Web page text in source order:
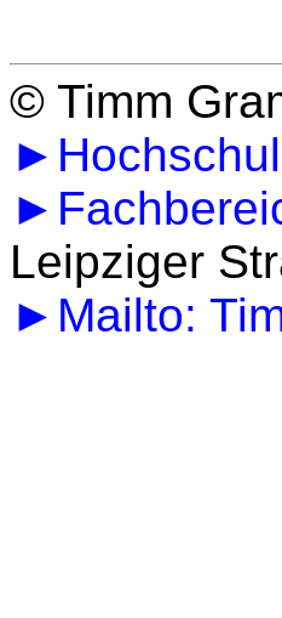
© Timm
Leipziger
►Mailto: